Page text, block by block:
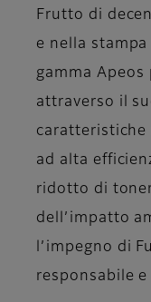
Frutto di
e nella
gamma
attraverso il
caratteristiche
ad alta
ridotto di
dell’impatto
l’impegno di
responsabile